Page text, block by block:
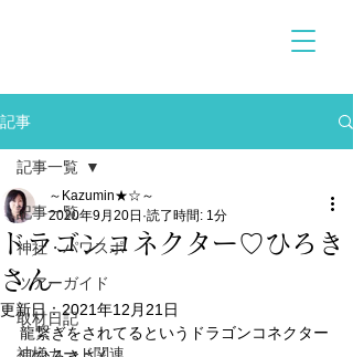
記事
記事一覧
神社・パワスポ
ツアーガイド
取材日記
記事一覧
ドラゴンコネクター♡ひろき
さん
～Kazumin★☆～
2020年9月20日 読了時間: 1分
更新日：2021年12月21日
龍繋ぎをされてるというドラゴンコネクター